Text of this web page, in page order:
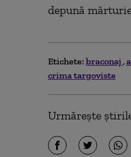
depună
Etichete: braconaj
crima targoviste
Urmărește